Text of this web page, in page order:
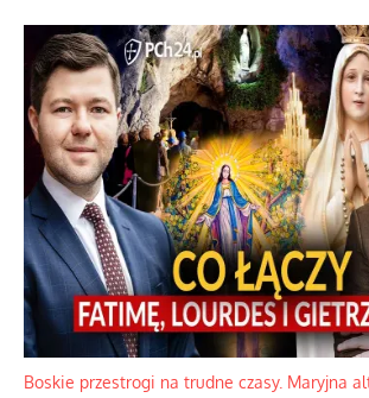
Papieskie innowacje w tradycyjnym różańcu
Gorący dylemat medytacji nad tajemnicami....